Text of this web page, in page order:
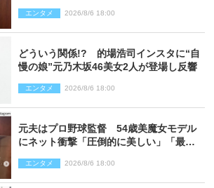
エンタメ 2026/8/6 18:00
どういう関係!? 的場浩司インスタに“自
慢の娘”元乃木坂46美女2人が登場し反響
エンタメ 2026/8/6 18:00
元夫はプロ野球監督 54歳美魔女モデル
にネット衝撃「圧倒的に美しい」「最強
エンタメ 2026/8/6 18:00